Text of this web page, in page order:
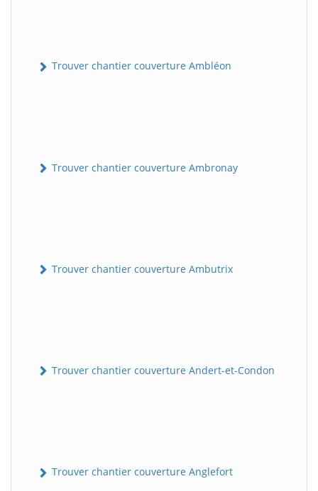
Trouver chantier couverture Ambléon
Trouver chantier couverture Ambronay
Trouver chantier couverture Ambutrix
Trouver chantier couverture Andert-et-Condon
Trouver chantier couverture Anglefort